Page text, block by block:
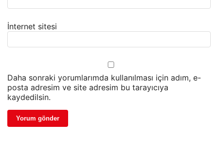
İnternet sitesi
Daha sonraki yorumlarımda kullanılması için adım, e-
posta adresim ve site adresim bu tarayıcıya
kaydedilsin.